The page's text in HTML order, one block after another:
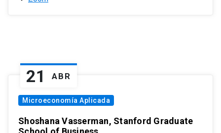
21 ABR
Microeconomía Aplicada
Shoshana Vasserman, Stanford Graduate